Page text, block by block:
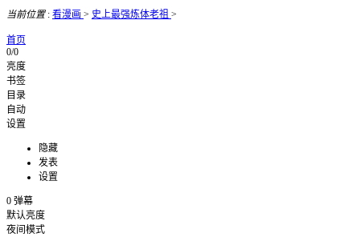
当前位置: 看漫画 > 史上最强炼体老祖 >
首页
0/0
亮度
书签
目录
自动
设置
隐藏
发表
设置
0 弹幕
默认亮度
夜间模式